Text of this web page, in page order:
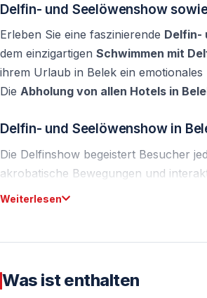
Delfin- und Seelöwenshow
Erleben Sie eine faszinierende Delfin-
dem einzigartigen Schwimmen mit
ihrem Urlaub in Belek ein
Die Abholung von allen Hotels in
Delfin- und Seelöwenshow in
Die Delfinshow begeistert Besucher
akrobatische Bewegungen und
und gut organisierten Umgebung statt
hinzugefügt werden. Nach der Show
außergewöhnliche Erlebnis hautnah zu
Weiterlesen
Was ist enthalten